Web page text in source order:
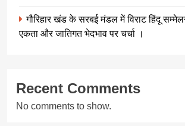
गौरिहार खंड के सरबई मंडल में विराट हिंदू
एकता और जातिगत भेदभाव पर चर्चा ।
Recent Comments
No comments to show.